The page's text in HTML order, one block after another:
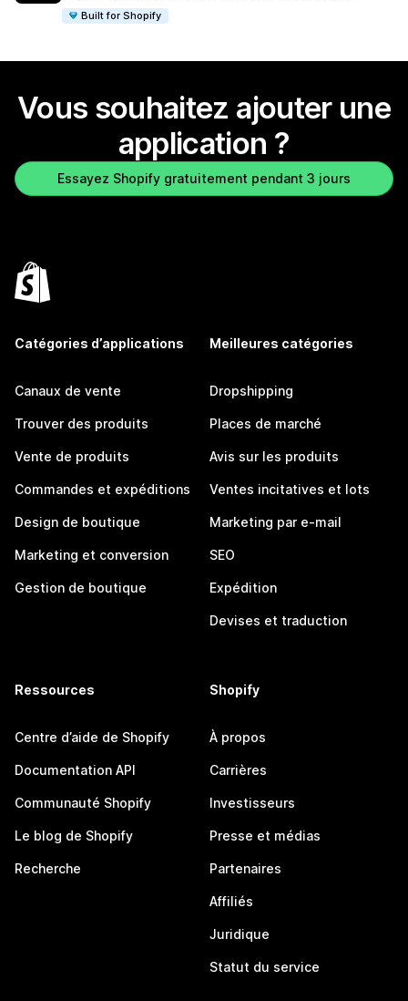
Built for Shopify
Vous souhaitez ajouter une
application ?
Essayez Shopify gratuitement pendant 3 jours
Catégories d’applications
Canaux de vente
Trouver des produits
Vente de produits
Commandes et expéditions
Design de boutique
Marketing et conversion
Gestion de boutique
Meilleures catégories
Dropshipping
Places de marché
Avis sur les produits
Ventes incitatives et lots
Marketing par e-mail
SEO
Expédition
Devises et traduction
Ressources
Centre d’aide de Shopify
Documentation API
Communauté Shopify
Le blog de Shopify
Recherche
Shopify
À propos
Carrières
Investisseurs
Presse et médias
Partenaires
Affiliés
Juridique
Statut du service